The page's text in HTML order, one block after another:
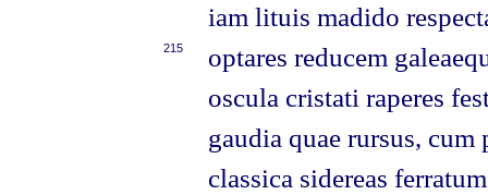
iam lituis madido
215
optares reducem
oscula cristati raperes
gaudia quae rursus,
classica sidereas